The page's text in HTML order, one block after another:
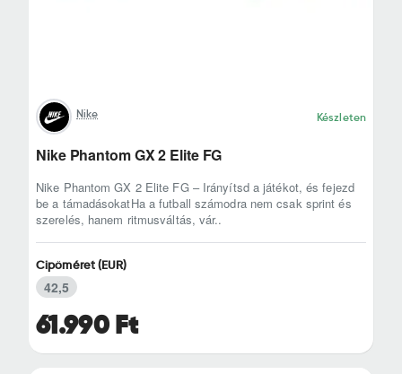
Nike Készleten
Nike Phantom GX 2 Elite FG
Nike Phantom GX 2 Elite FG – Irányítsd a játékot, és fejezd
be a támadásokatHa a futball számodra nem csak sprint és
szerelés, hanem ritmusváltás, vár..
61.990 Ft
Cipőméret (EUR)
42,5